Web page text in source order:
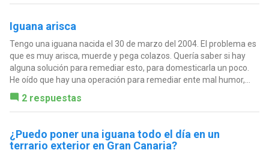
Iguana arisca
Tengo una iguana nacida el 30 de marzo del 2004. El problema es
que es muy arisca, muerde y pega colazos. Quería saber si hay
alguna solución para remediar esto, para domesticarla un poco.
He oído que hay una operación para remediar ente mal humor,...
2 respuestas
¿Puedo poner una iguana todo el día en un
terrario exterior en Gran Canaria?